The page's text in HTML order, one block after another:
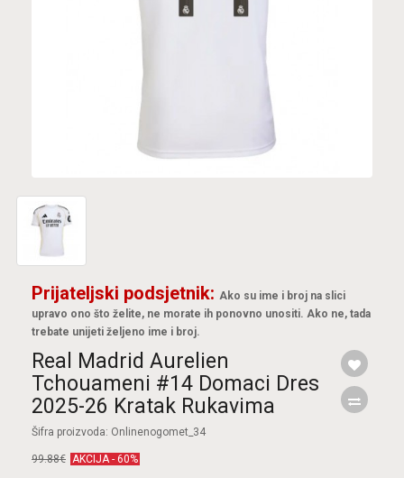
Prijateljski podsjetnik: Ako su ime i broj na slici
upravo ono što želite, ne morate ih ponovno unositi. Ako ne, tada
trebate unijeti željeno ime i broj.
Real Madrid Aurelien
Tchouameni #14 Domaci Dres
2025-26 Kratak Rukavima
Šifra proizvoda: Onlinenogomet_34
99.88€ AKCIJA - 60%